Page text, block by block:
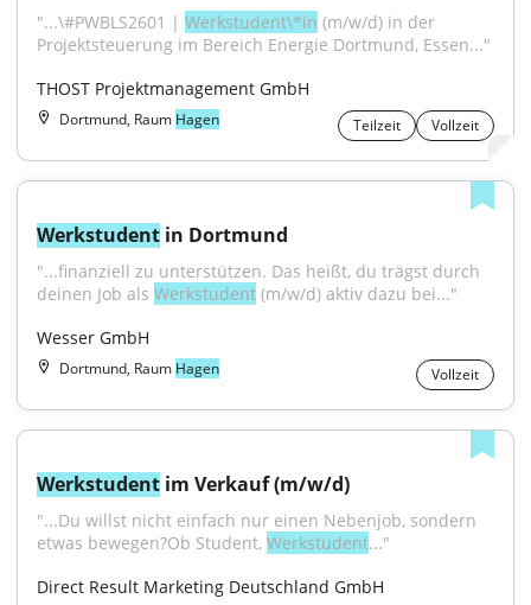
"...\#PWBLS2601 | Werkstudent\*in (m/w/d) in der
Projektsteuerung im Bereich Energie Dortmund, Essen..."
THOST Projektmanagement GmbH
Dortmund, Raum Hagen Teilzeit Vollzeit
Werkstudent in Dortmund
"...finanziell zu unterstützen. Das heißt, du trägst durch
deinen Job als Werkstudent (m/w/d) aktiv dazu bei..."
Wesser GmbH
Dortmund, Raum Hagen Vollzeit
Werkstudent im Verkauf (m/w/d)
"...Du willst nicht einfach nur einen Nebenjob, sondern
etwas bewegen?Ob Student, Werkstudent..."
Direct Result Marketing Deutschland GmbH